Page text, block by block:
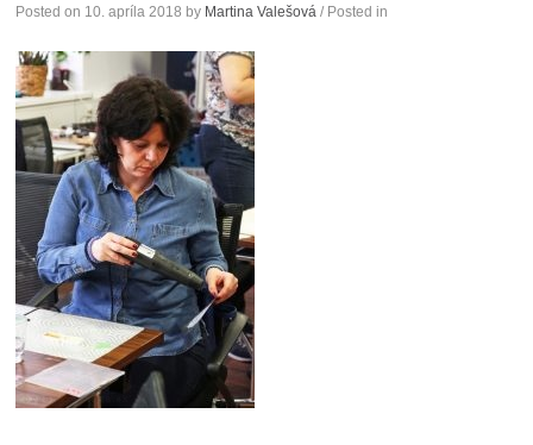
Posted on 10. apríla 2018 by Martina Valešová / Posted in